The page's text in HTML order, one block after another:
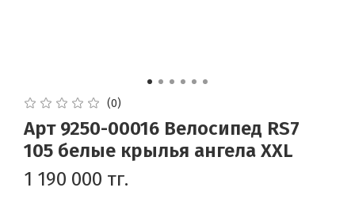
(0)
Арт 9250-00016 Велосипед RS7
105 белые крылья ангела XXL
1 190 000 тг.